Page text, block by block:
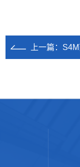
上一篇：